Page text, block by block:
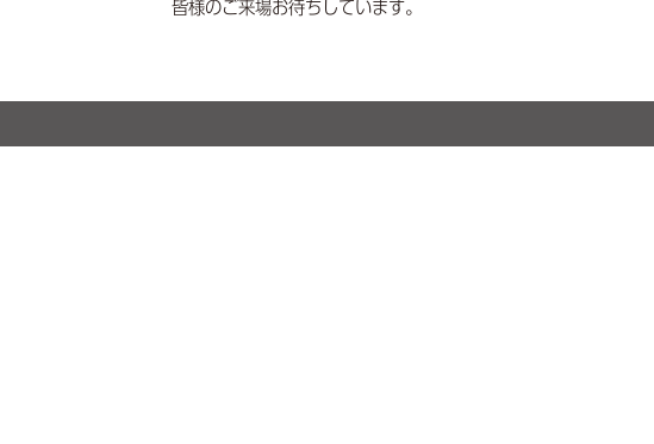
皆様のご来場お待ちしています。